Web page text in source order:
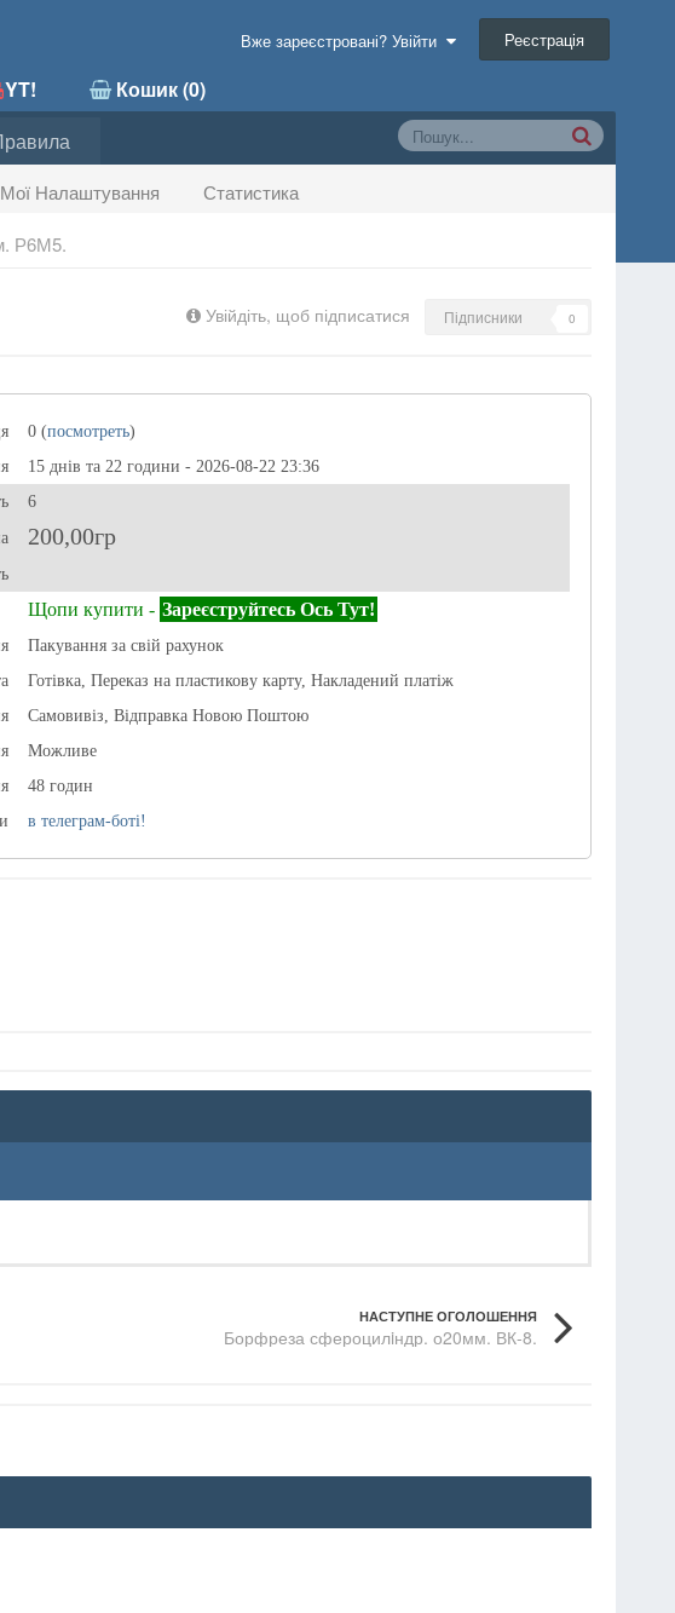
YT! Кошик (0)
Вже зареєстровані? Увійти Реєстрація
Мої Налаштування Статистика
Р6М5.
Увійдіть, щоб підписатися Підписники 0
0 (посмотреть)
15 днів та 22 години - 2026-08-22 23:36
6
200,00гр
Щопи купити - Зареєструйтесь Ось Тут!
Пакування за свій рахунок
Готівка, Переказ на пластикову карту, Накладений платіж
Самовивіз, Відправка Новою Поштою
Можливе
48 годин
в телеграм-боті!
НАСТУПНЕ ОГОЛОШЕННЯ
Борфреза сфероцилiндр. о20мм. ВК-8.